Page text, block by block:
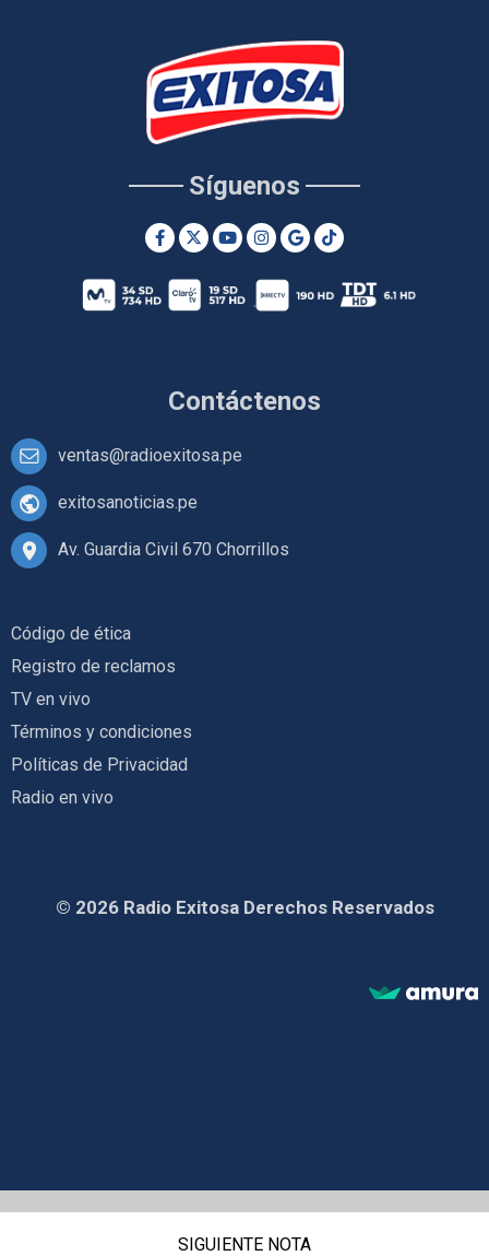
Contáctenos
ventas@radioexitosa.pe
exitosanoticias.pe
Av. Guardia Civil 670 Chorrillos
Síguenos
Código de ética
Registro de reclamos
TV en vivo
Términos y condiciones
Políticas de Privacidad
Radio en vivo
© 2026 Radio Exitosa Derechos Reservados
SIGUIENTE NOTA